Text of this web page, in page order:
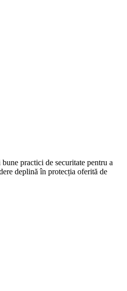
practici de securitate pentru a
deplină în protecția oferită de